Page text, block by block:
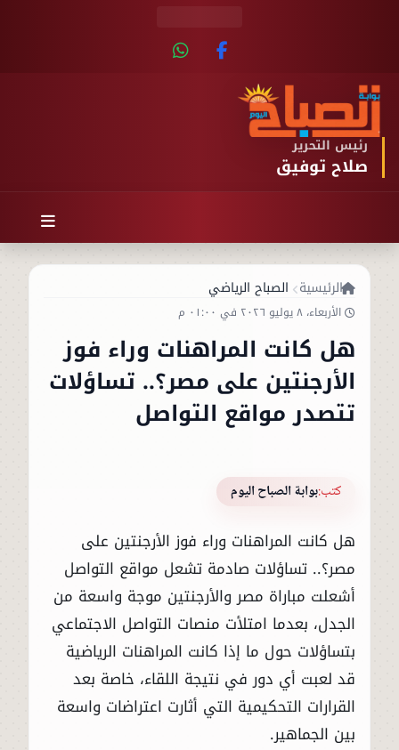
رئيس التحرير
صلاح توفيق
الرئيسية الصباح الرياضي
الأربعاء، ٨ يوليو ٢٠٢٦ في ٠١:٠٠ م
هل كانت المراهنات وراء فوز
الأرجنتين على مصر؟.. تساؤلات
تتصدر مواقع التواصل
كتب:بوابة الصباح اليوم
هل كانت المراهنات وراء فوز الأرجنتين على
مصر؟.. تساؤلات صادمة تشعل مواقع التواصل
أشعلت مباراة مصر والأرجنتين موجة واسعة من
الجدل، بعدما امتلأت منصات التواصل الاجتماعي
بتساؤلات حول ما إذا كانت المراهنات الرياضية
قد لعبت أي دور في نتيجة اللقاء، خاصة بعد
القرارات التحكيمية التي أثارت اعتراضات واسعة
بين الجماهير.